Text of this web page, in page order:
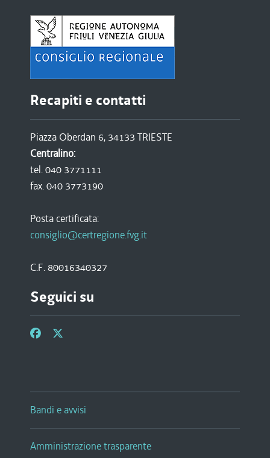
Recapiti e contatti
Piazza Oberdan 6, 34133 TRIESTE
Centralino:
tel. 040 3771111
fax. 040 3773190
Posta certificata:
consiglio@certregione.fvg.it
C.F. 80016340327
Seguici su
Bandi e avvisi
Amministrazione trasparente